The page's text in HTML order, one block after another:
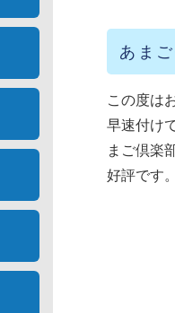
あま
この度は
早速付け
まご倶楽
好評です